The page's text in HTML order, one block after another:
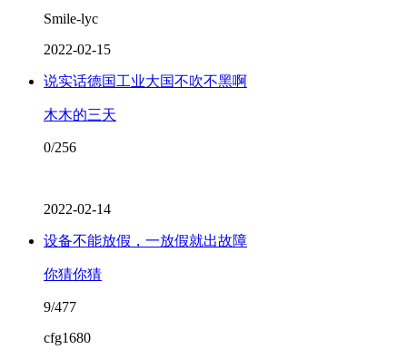
Smile-lyc
2022-02-15
说实话德国工业大国不吹不黑啊
木木的三天
0/256
2022-02-14
设备不能放假，一放假就出故障
你猜你猜
9/477
cfg1680